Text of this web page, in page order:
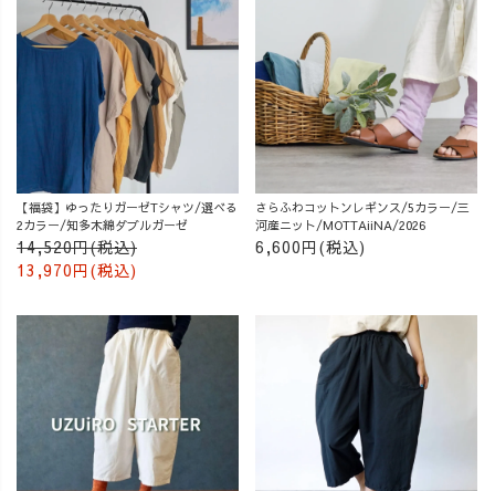
【福袋】ゆったりガーゼTシャツ/選べる
2カラー/知多木綿ダブルガーゼ
14,520円(税込)
13,970円(税込)
さらふわコットンレギンス/5カラー/三
河産ニット/MOTTAiiNA/2026
6,600円(税込)